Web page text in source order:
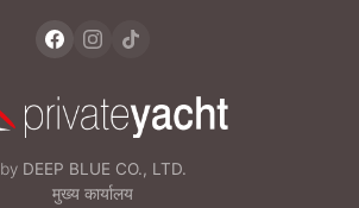
by DEEP BLUE CO., LTD.
मुख्य कार्यालय